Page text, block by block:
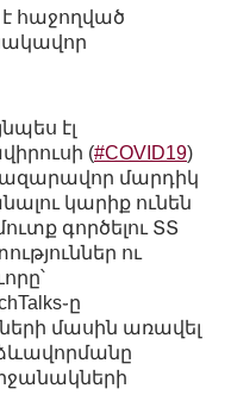
է հաջողված
էլ
(#COVID19)
մարդիկ
կարիք ունեն
գործելու ՏՏ
ու
մասին առավել